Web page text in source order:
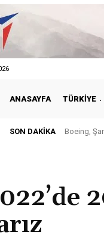
ANASAYFA TÜRKIYE
SON DAKIKA Boeing,